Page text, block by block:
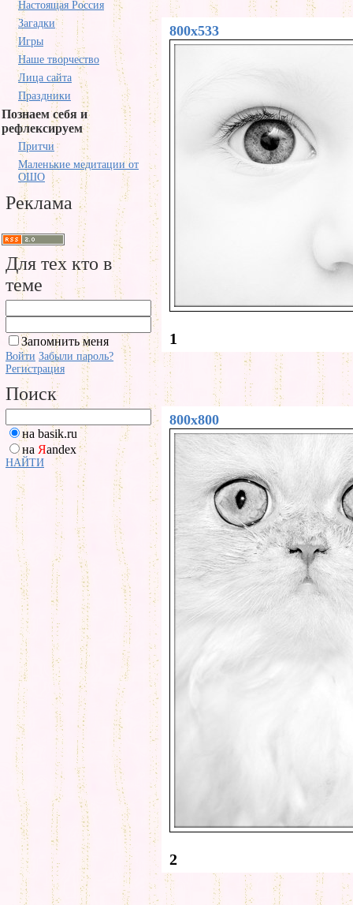
Настоящая Россия
Загадки
Игры
Наше творчество
Лица сайта
Праздники
Познаем себя и
рефлексируем
Притчи
Маленькие медитации от
ОШО
Реклама
Для тех кто в
теме
Запомнить меня
Войти Забыли пароль?
Регистрация
Поиск
на basik.ru
на Яandex
НАЙТИ
800x533
1
800x800
2